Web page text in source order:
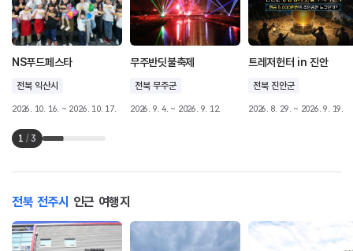
NS푸드페스타
전북 익산시
2026. 10. 16. ~ 2026. 10. 17.
무주반딧불축제
전북 무주군
2026. 9. 4. ~ 2026. 9. 12.
트레저헌터 in 진안
전북 진안군
2026. 8. 29. ~ 2026. 9. 19.
1 / 3
전북 전주시 인근 여행지